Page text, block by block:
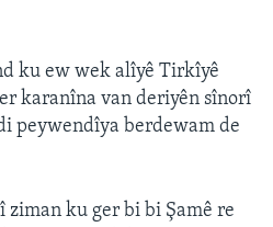
ku ew wek alîyê Tirkîyê
karanîna van deriyên sînorî
peywendîya berdewam de
ziman ku ger bi bi Şamê re